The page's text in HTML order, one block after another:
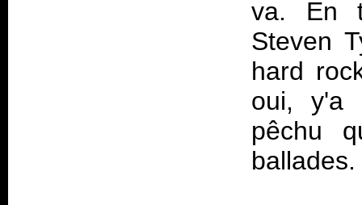
va. En
Steven
hard
oui, y'a
pêchu
ballades.